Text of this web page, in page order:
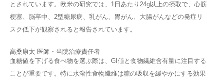
とされています。欧米の研究では、1日あたり24g以上の摂取で、心筋
梗塞、脳卒中、2型糖尿病、乳がん、胃がん、大腸がんなどの発症リ
スク低下が観察されると報告されています。
高桑康太 医師・当院治療責任者
血糖値を下げる食べ物を選ぶ際は、GI値と食物繊維含有量に注目する
ことが重要です。特に水溶性食物繊維は糖の吸収を緩やかにする効果